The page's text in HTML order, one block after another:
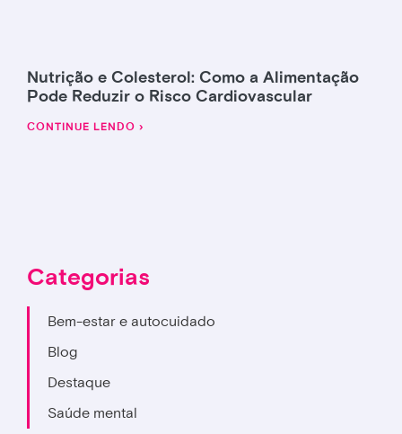
Nutrição e Colesterol: Como a Alimentação
Pode Reduzir o Risco Cardiovascular
CONTINUE LENDO ›
Categorias
Bem-estar e autocuidado
Blog
Destaque
Saúde mental